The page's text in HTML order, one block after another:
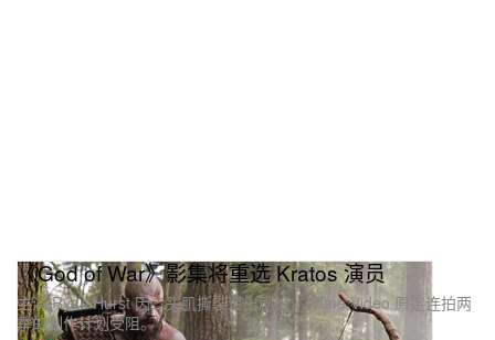
《God of War》影集将重选 Kratos 演员
主演 Ryan Hurst 因二头肌撕裂退出剧组，Prime Video 原定连拍两
季的制作计划受阻。